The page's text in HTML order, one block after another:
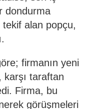
dondurma
alan popçu,
firmanın yeni
karşı taraftan
Firma, bu
görüşmeleri